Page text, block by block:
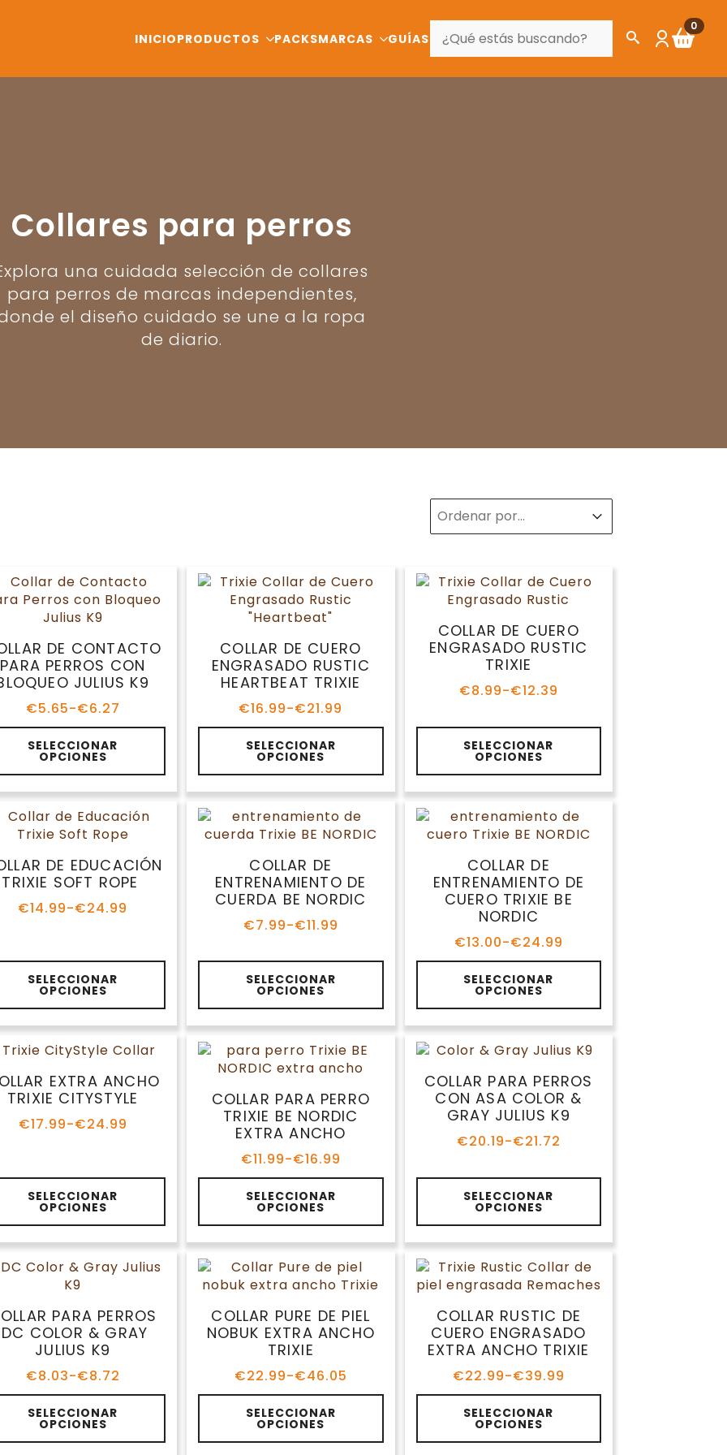
INICIOPRODUCTOS PACKSMARCAS GUÍAS
0
Collares para perros
una cuidada selección de collares
para perros de marcas independientes,
el diseño cuidado se une a la ropa
de diario.
SortSort content
Sort content
DE CONTACTO
PARA PERROS CON
JULIUS K9
€5.65-€6.27
Rango
de
precios:
desde
€5.65
hasta
€6.27
SELECCIONAR
OPCIONES
COLLAR DE CUERO
ENGRASADO RUSTIC
HEARTBEAT TRIXIE
€16.99-€21.99
Rango
de
precios:
desde
€16.99
hasta
€21.99
SELECCIONAR
OPCIONES
Este
producto
tiene
múltiples
variantes.
Las
opciones
pueden
elegir
de
producto
COLLAR DE CUERO
ENGRASADO RUSTIC
TRIXIE
€8.99-€12.39
Rango
precios:
desde
€8.99
hasta
€12.39
SELECCIONAR
OPCIONES
Este
producto
tiene
múltiples
variantes.
Las
opciones
pueden
elegir
página
de
producto
DE EDUCACIÓN
TRIXIE SOFT ROPE
€14.99-€24.99
Rango
desde
€14.99
hasta
€24.99
SELECCIONAR
OPCIONES
COLLAR DE
ENTRENAMIENTO DE
CUERDA BE NORDIC
€7.99-€11.99
Rango
precios:
desde
€7.99
hasta
€11.99
SELECCIONAR
OPCIONES
Este
producto
tiene
múltiples
variantes.
Las
opciones
se
pueden
página
COLLAR DE
ENTRENAMIENTO DE
CUERO TRIXIE BE
NORDIC
€13.00-€24.99
Rango
de
precios:
desde
€13.00
hasta
€24.99
SELECCIONAR
OPCIONES
Este
producto
tiene
múltiples
variantes.
Las
opciones
pueden
página
EXTRA ANCHO
TRIXIE CITYSTYLE
€17.99-€24.99
Rango
desde
€17.99
hasta
€24.99
SELECCIONAR
OPCIONES
COLLAR PARA PERRO
TRIXIE BE NORDIC
EXTRA ANCHO
€11.99-€16.99
Rango
de
precios:
desde
€11.99
hasta
€16.99
SELECCIONAR
OPCIONES
Este
producto
tiene
múltiples
variantes.
Las
opciones
se
pueden
página
COLLAR PARA PERROS
CON ASA COLOR &
GRAY JULIUS K9
€20.19-€21.72
Rango
precios:
desde
€20.19
hasta
€21.72
SELECCIONAR
OPCIONES
Este
producto
tiene
múltiples
variantes.
Las
opciones
pueden
elegir
página
PARA PERROS
COLOR & GRAY
JULIUS K9
€8.03-€8.72
Rango
de
precios:
desde
€8.03
SELECCIONAR
OPCIONES
COLLAR PURE DE PIEL
NOBUK EXTRA ANCHO
TRIXIE
€22.99-€46.05
Rango
de
precios:
desde
€22.99
SELECCIONAR
OPCIONES
Este
producto
tiene
COLLAR RUSTIC DE
CUERO ENGRASADO
EXTRA ANCHO TRIXIE
€22.99-€39.99
Rango
de
precios:
desde
€22.99
SELECCIONAR
OPCIONES
Este
producto
tiene